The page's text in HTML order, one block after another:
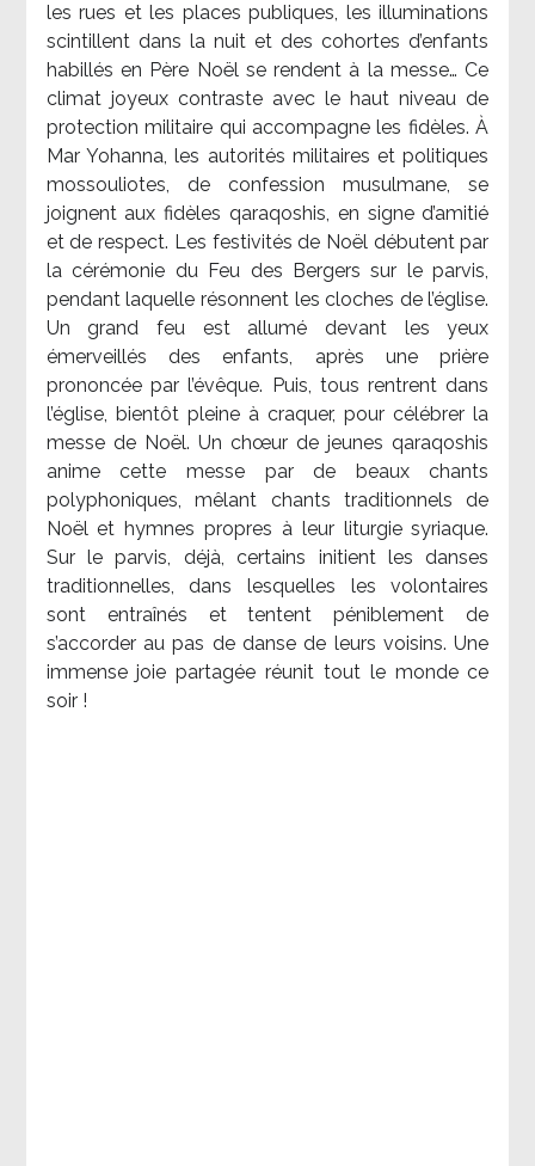
les rues et les places publiques, les illuminations
scintillent dans la nuit et des cohortes d’enfants
habillés en Père Noël se rendent à la messe… Ce
climat joyeux contraste avec le haut niveau de
protection militaire qui accompagne les fidèles. À
Mar Yohanna, les autorités militaires et politiques
mossouliotes, de confession musulmane, se
joignent aux fidèles qaraqoshis, en signe d’amitié
et de respect. Les festivités de Noël débutent par
la cérémonie du Feu des Bergers sur le parvis,
pendant laquelle résonnent les cloches de l’église.
Un grand feu est allumé devant les yeux
émerveillés des enfants, après une prière
prononcée par l’évêque. Puis, tous rentrent dans
l’église, bientôt pleine à craquer, pour célébrer la
messe de Noël. Un chœur de jeunes qaraqoshis
anime cette messe par de beaux chants
polyphoniques, mêlant chants traditionnels de
Noël et hymnes propres à leur liturgie syriaque.
Sur le parvis, déjà, certains initient les danses
traditionnelles, dans lesquelles les volontaires
sont entraînés et tentent péniblement de
s’accorder au pas de danse de leurs voisins. Une
immense joie partagée réunit tout le monde ce
soir !